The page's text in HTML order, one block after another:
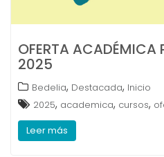
OFERTA ACADÉMICA
2025
Bedelia, Destacada, Inicio
2025, academica, cursos,
Leer más